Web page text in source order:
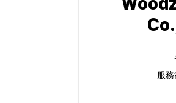
服務